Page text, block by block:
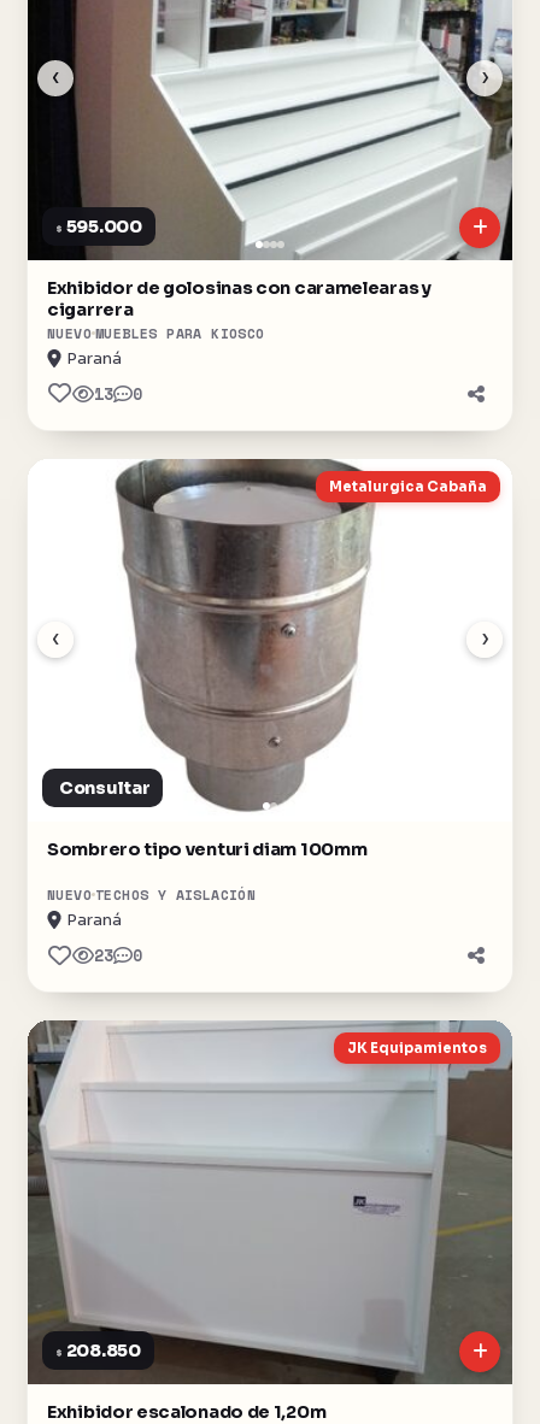
‹ ›
$ 595.000
Exhibidor de golosinas con caramelearas y
cigarrera
NUEVO MUEBLES PARA KIOSCO
Paraná
13 0
‹ ›
Metalurgica Cabaña
Consultar
Sombrero tipo venturi diam 100mm
NUEVO TECHOS Y AISLACIÓN
Paraná
23 0
JK Equipamientos
$ 208.850
Exhibidor escalonado de 1,20m